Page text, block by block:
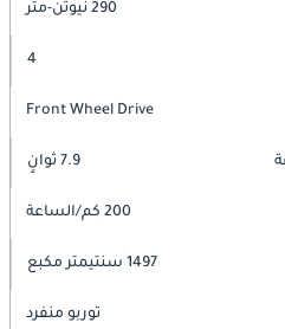
290 نيوتن-متر
4
Front Wheel Drive
7.9 ثوانٍ
200 كم/الساعة
1497 سنتيمتر مكبع
توربو منفرد